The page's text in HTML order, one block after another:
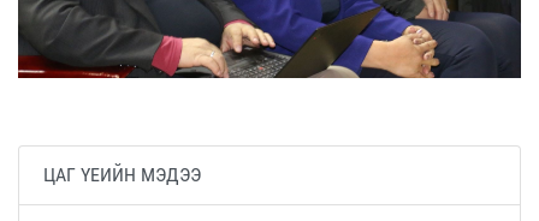
ЦАГ ҮЕИЙН МЭДЭЭ